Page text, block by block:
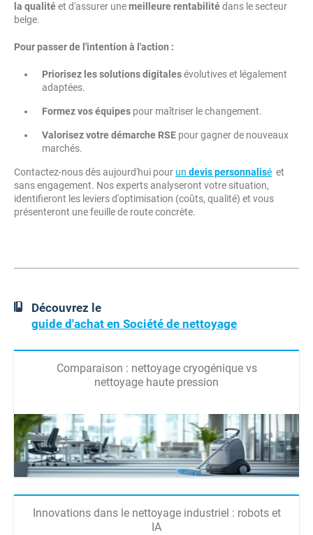
la qualitéet d'assurer unemeilleure rentabilitédans le secteur
belge.
Pour passer de l'intention à l'action :
Priorisez les solutions digitalesévolutives et légalement
adaptées.
Formez vos équipes pour maîtriser le changement.
Valorisez votre démarche RSE pour gagner de nouveaux
marchés.
Contactez-nous dès aujourd'hui pour un devis personnalisé et
sans engagement. Nos experts analyseront votre situation,
identifieront les leviers d'optimisation (coûts, qualité) et vous
présenteront une feuille de route concrète.
Découvrez le
guide d'achat en Société de nettoyage
Comparaison : nettoyage cryogénique vs
nettoyage haute pression
Innovations dans le nettoyage industriel : robots et
IA